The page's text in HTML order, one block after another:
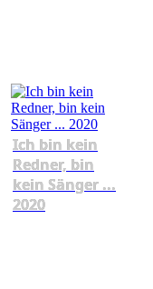
Ich bin kein
Redner, bin
kein Sänger ...
2020